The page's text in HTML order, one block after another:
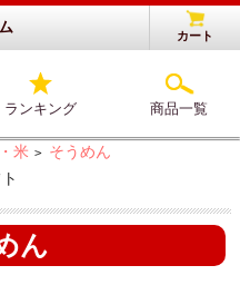
カート
ランキング 商品一覧
米 > そうめん
ん